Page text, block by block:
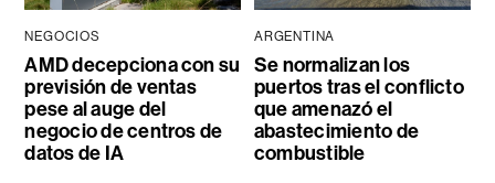
NEGOCIOS
AMD decepciona con su
previsión de ventas
pese al auge del
negocio de centros de
datos de IA
ARGENTINA
Se normalizan los
puertos tras el conflicto
que amenazó el
abastecimiento de
combustible